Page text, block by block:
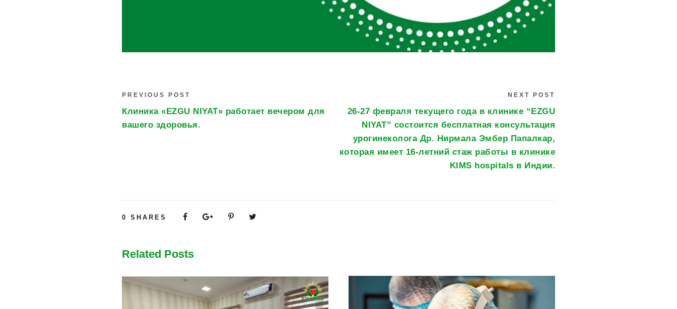
PREVIOUS POST
Клиника «EZGU NIYAT» работает вечером для
вашего здоровья.
NEXT POST
26-27 февраля текущего года в клинике “EZGU
NIYAT” состоится бесплатная консультация
урогинеколога Др. Нирмала Эмбер Папалкар,
которая имеет 16-летний стаж работы в клинике
KIMS hospitals в Индии.
0 SHARES
Related Posts